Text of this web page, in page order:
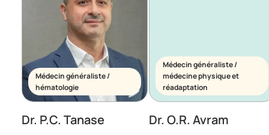
Médecin généraliste /
hématologie
Dr. P.C. Tanase
Médecin généraliste /
médecine physique et
réadaptation
Dr. O.R. Avram